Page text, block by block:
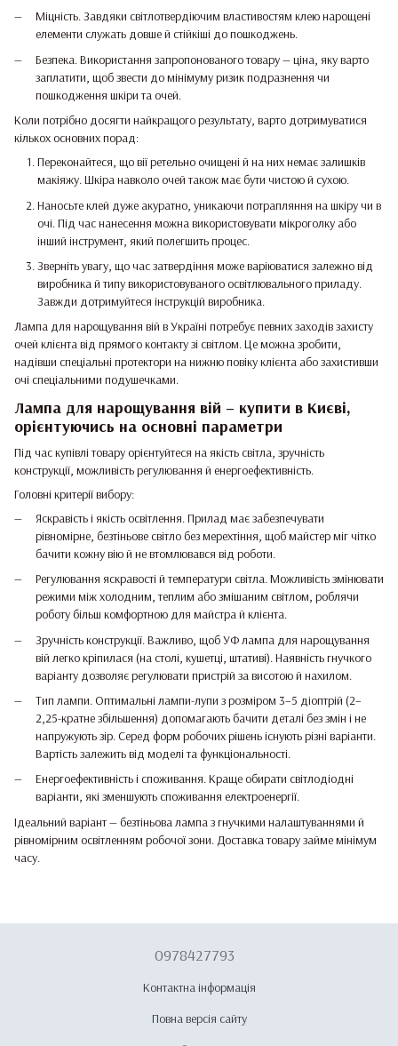
Міцність. Завдяки світлотвердіючим властивостям клею нарощені
елементи служать довше й стійкіші до пошкоджень.
Безпека. Використання запропонованого товару — ціна, яку варто
заплатити, щоб звести до мінімуму ризик подразнення чи
пошкодження шкіри та очей.
Коли потрібно досягти найкращого результату, варто дотримуватися
кількох основних порад:
Переконайтеся, що вії ретельно очищені й на них немає залишків
макіяжу. Шкіра навколо очей також має бути чистою й сухою.
Наносьте клей дуже акуратно, уникаючи потрапляння на шкіру чи в
очі. Під час нанесення можна використовувати мікроголку або
інший інструмент, який полегшить процес.
Зверніть увагу, що час затвердіння може варіюватися залежно від
виробника й типу використовуваного освітлювального приладу.
Завжди дотримуйтеся інструкцій виробника.
Лампа для нарощування вій в Україні потребує певних заходів захисту
очей клієнта від прямого контакту зі світлом. Це можна зробити,
надівши спеціальні протектори на нижню повіку клієнта або захистивши
очі спеціальними подушечками.
Лампа для нарощування вій – купити в Києві,
орієнтуючись на основні параметри
Під час купівлі товару орієнтуйтеся на якість світла, зручність
конструкції, можливість регулювання й енергоефективність.
Головні критерії вибору:
Яскравість і якість освітлення. Прилад має забезпечувати
рівномірне, безтіньове світло без мерехтіння, щоб майстер міг чітко
бачити кожну вію й не втомлювався від роботи.
Регулювання яскравості й температури світла. Можливість змінювати
режими між холодним, теплим або змішаним світлом, роблячи
роботу більш комфортною для майстра й клієнта.
Зручність конструкції. Важливо, щоб УФ лампа для нарощування
вій легко кріпилася (на столі, кушетці, штативі). Наявність гнучкого
варіанту дозволяє регулювати пристрій за висотою й нахилом.
Тип лампи. Оптимальні лампи-лупи з розміром 3–5 діоптрій (2–
2,25-кратне збільшення) допомагають бачити деталі без змін і не
напружують зір. Серед форм робочих рішень існують різні варіанти.
Вартість залежить від моделі та функціональності.
Енергоефективність і споживання. Краще обирати світлодіодні
варіанти, які зменшують споживання електроенергії.
Ідеальний варіант — безтіньова лампа з гнучкими налаштуваннями й
рівномірним освітленням робочої зони. Доставка товару займе мінімум
часу.
0978427793
Контактна інформація
Повна версія сайту